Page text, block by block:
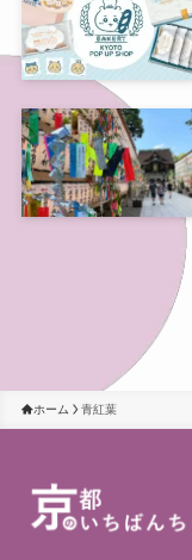
ホーム 青紅葉